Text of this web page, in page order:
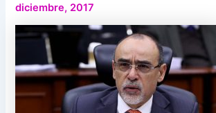
diciembre, 2017